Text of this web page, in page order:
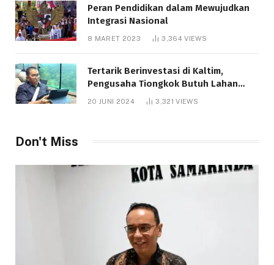
Peran Pendidikan dalam Mewujudkan
Integrasi Nasional
8 MARET 2023 3,364VIEWS
Tertarik Berinvestasi di Kaltim,
Pengusaha Tiongkok Butuh Lahan
20 JUNI 2024 3,321VIEWS
Don't Miss